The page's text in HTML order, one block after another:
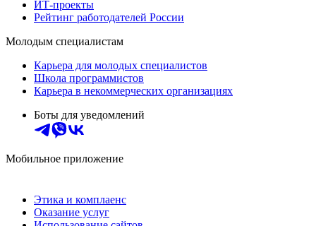
ИТ-проекты
Рейтинг работодателей России
Молодым специалистам
Карьера для молодых специалистов
Школа программистов
Карьера в некоммерческих организациях
Боты для уведомлений
Мобильное приложение
Этика и комплаенс
Оказание услуг